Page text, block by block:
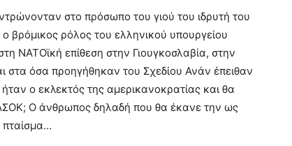
στο πρόσωπο του γιού του ιδρυτή του
βρόμικος ρόλος του ελληνικού υπουργείου
ΝΑΤΟϊκή επίθεση στην Γιουγκοσλαβία, στην
στα όσα προηγήθηκαν του Σχεδίου Ανάν έπειθαν
ο εκλεκτός της αμερικανοκρατίας και θα
Ο άνθρωπος δηλαδή που θα έκανε την ως
πταίσμα…